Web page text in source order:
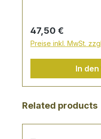
Regulärer Preis:
47,50 €
Preise inkl. MwSt.
In
Produktgalerie
Related products